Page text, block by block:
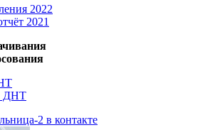
2022
2021
ДНТ